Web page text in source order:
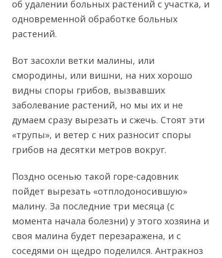
об удалении больных растений с участка, и
одновременной обработке больных
растений.
Вот засохли ветки малины, или
смородины, или вишни, на них хорошо
видны споры грибов, вызвавших
заболевание растений, но мы их и не
думаем сразу вырезать и сжечь. Стоят эти
«трупы», и ветер с них разносит споры
грибов на десятки метров вокруг.
Поздно осенью такой горе-садовник
пойдет вырезать «отплодоносившую»
малину. За последние три месяца (с
момента начала болезни) у этого хозяина и
своя малина будет перезаражена, и с
соседями он щедро поделился. Антракноз